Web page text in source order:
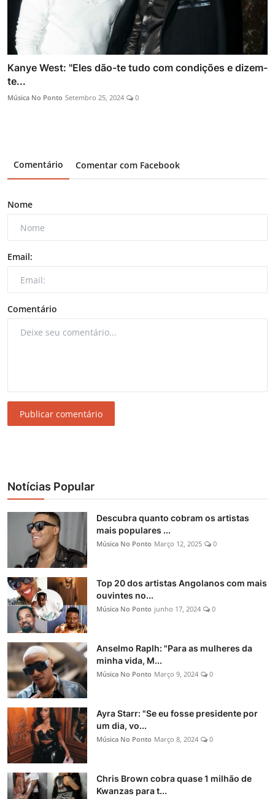
Kanye West: "Eles dão-te tudo com condições e dizem-
te...
Música No Ponto Setembro 25, 2024 0
Comentário Comentar com Facebook
Nome
Email:
Comentário
Publicar comentário
Notícias Popular
Descubra quanto cobram os artistas
mais populares ...
Música No Ponto Março 12, 2025 0
Top 20 dos artistas Angolanos com mais
ouvintes no...
Música No Ponto junho 17, 2024 0
Anselmo Raplh: "Para as mulheres da
minha vida, M...
Música No Ponto Março 9, 2024 0
Ayra Starr: "Se eu fosse presidente por
um dia, vo...
Música No Ponto Março 8, 2024 0
Chris Brown cobra quase 1 milhão de
Kwanzas para t...